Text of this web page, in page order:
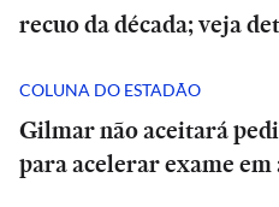
recuo da década; veja
COLUNA DO ESTADÃO
Gilmar não aceitará
para acelerar exame